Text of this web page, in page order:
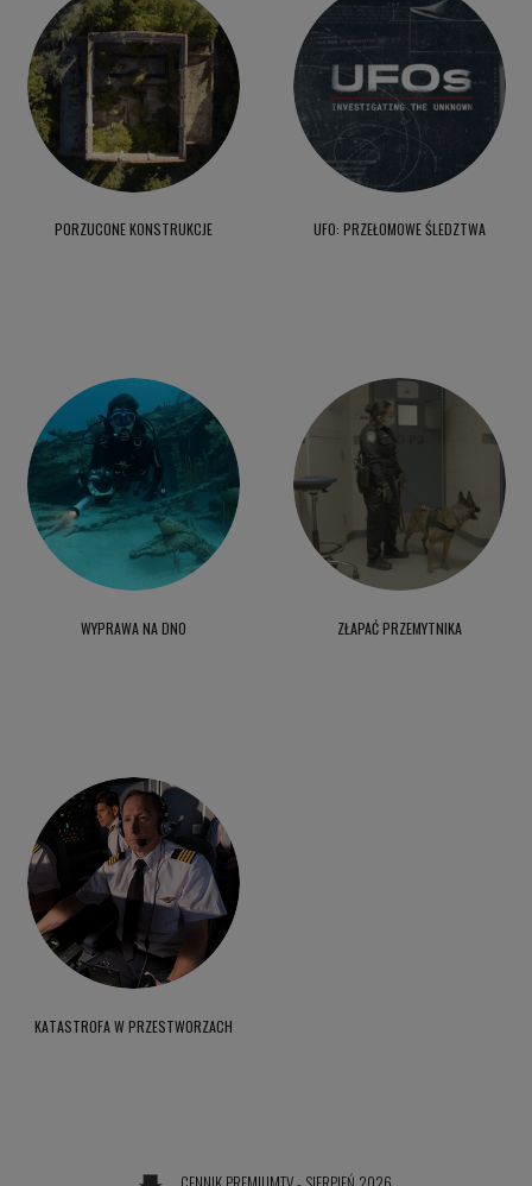
PORZUCONE KONSTRUKCJE UFO: PRZEŁOMOWE ŚLEDZTWA
WYPRAWA NA DNO ZŁAPAĆ PRZEMYTNIKA
KATASTROFA W PRZESTWORZACH